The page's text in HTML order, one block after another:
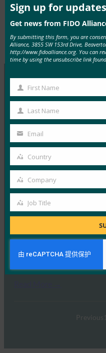
Type:FIDO in the News
MORE
InfoWorld：更好的身份
FIDO in the News
5 1 月, 2017
在 FIDO 的这一专题中，
Read More →
TechTarget：FIDO身份
的信号
TechTarget 报告了随…
Previous 1
Sign up for
Get news from FIDO
By submitting this form, you are
Alliance, 3855 SW 153rd Drive,
http://www.fidoalliance.org. You can
time by using the unsubscribe link
First
Name
First Name
Last
Name
Last Name
email
Email
Country
Country
Company
Company
Job
Job Title